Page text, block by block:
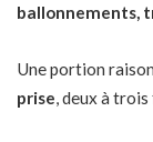
ballonnements,
Une portion
prise, deux à